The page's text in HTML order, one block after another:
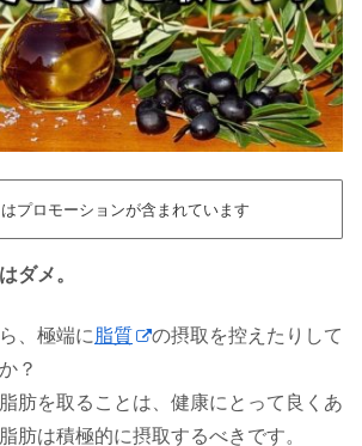
プロモーションが含まれています
ダメ。
、極端に 脂質
の摂取を控えたりして
？
肪を取ることは、健康にとって良くあ
肪は積極的に摂取するべきです。